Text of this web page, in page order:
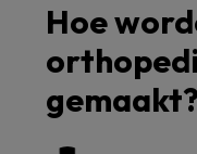
Hoe
gemaakt?